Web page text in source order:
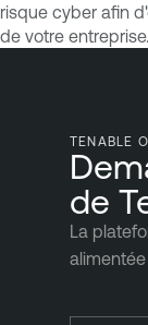
risque cyber afin
de votre entreprise.
TENABLE
de
La